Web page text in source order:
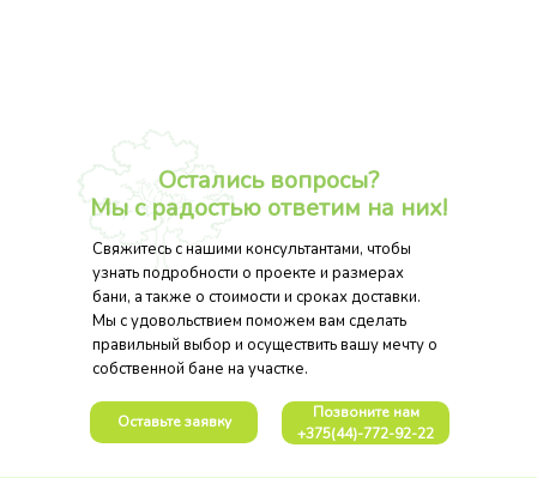
Позвоните нам
+375(44)-772-92-22
Оставьте заявку
Остались вопросы?
Мы с радостью ответим на них!
Свяжитесь с нашими консультантами, чтобы
узнать подробности о проекте и размерах
бани, а также о стоимости и сроках доставки.
Мы с удовольствием поможем вам сделать
правильный выбор и осуществить вашу мечту о
собственной бане на участке.